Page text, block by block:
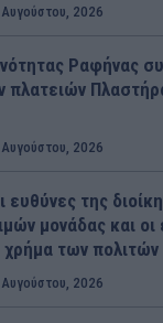
2026
Ραφήνας
πλατειών
2026
ευθύνες της
μονάδας και
των πολιτών
2026